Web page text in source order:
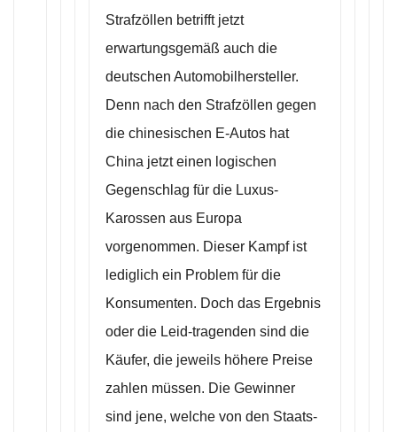
Strafzöllen betrifft jetzt
erwartungsgemäß auch die
deutschen Automobilhersteller.
Denn nach den Strafzöllen gegen
die chinesischen E-Autos hat
China jetzt einen logischen
Gegenschlag für die Luxus-
Karossen aus Europa
vorgenommen. Dieser Kampf ist
lediglich ein Problem für die
Konsumenten. Doch das Ergebnis
oder die Leid-tragenden sind die
Käufer, die jeweils höhere Preise
zahlen müssen. Die Gewinner
sind jene, welche von den Staats-